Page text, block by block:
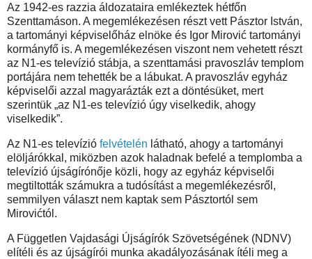
Az 1942-es razzia áldozataira emlékeztek hétfőn
Szenttamáson. A megemlékezésen részt vett Pásztor István,
a tartományi képviselőház elnöke és Igor Mirović tartományi
kormányfő is. A megemlékezésen viszont nem vehetett részt
az N1-es televízió stábja, a szenttamási pravoszláv templom
portájára nem tehették be a lábukat. A pravoszláv egyház
képviselői azzal magyarázták ezt a döntésüket, mert
szerintük „az N1-es televízió úgy viselkedik, ahogy
viselkedik”.
Az N1-es televízió felvételén látható, ahogy a tartományi
elöljárókkal, miközben azok haladnak befelé a templomba a
televízió újságírónője közli, hogy az egyház képviselői
megtiltották számukra a tudósítást a megemlékezésről,
semmilyen választ nem kaptak sem Pásztortól sem
Mirovićtól.
A Független Vajdasági Újságírók Szövetségének (NDNV)
elítéli és az újságírói munka akadályozásának ítéli meg a